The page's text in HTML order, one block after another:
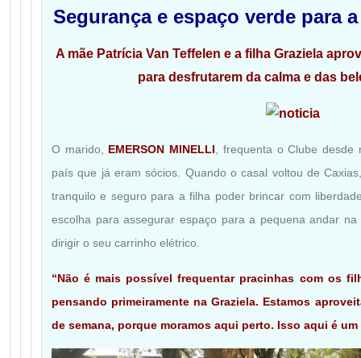
Segurança e espaço verde para
A mãe Patrícia Van Teffelen e a filha Graziela
para desfrutarem da calma e das
O marido, EMERSON MINELLI , frequenta o Clube
país que já eram sócios. Quando o casal voltou de
tranquilo e seguro para a filha poder brincar com
escolha para assegurar espaço para a pequena andar
dirigir o seu carrinho elétrico.
“Não é mais possível frequentar pracinhas com os
pensando primeiramente na Graziela. Estamos
de semana, porque moramos aqui perto. Isso aqui é